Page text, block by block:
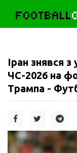
FOOTBALL
Іран знявся з
ЧС-2026 на
Трампа -